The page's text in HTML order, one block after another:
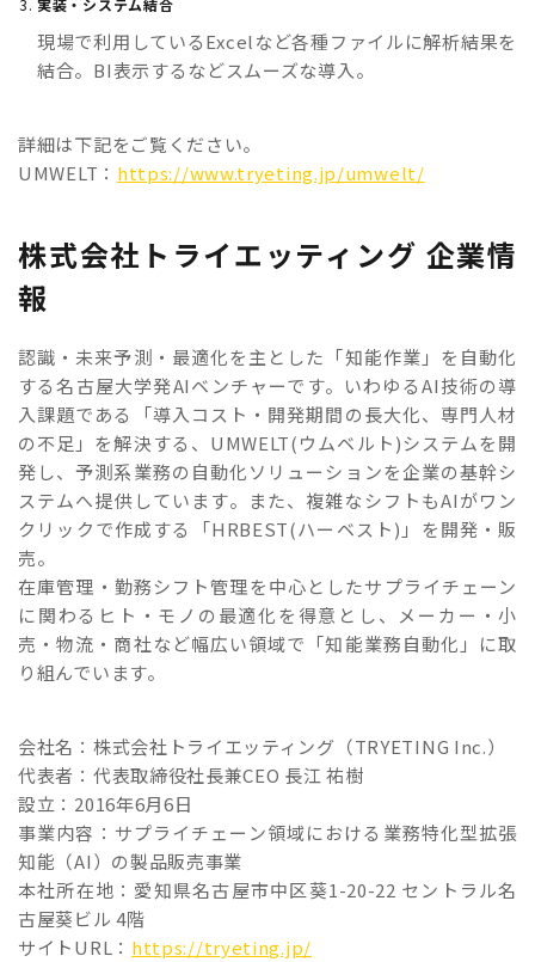
実装・システム結合
現場で利用しているExcelなど各種ファイルに解析結果を
結合。BI表示するなどスムーズな導入。
詳細は下記をご覧ください。
UMWELT： https://www.tryeting.jp/umwelt/
株式会社トライエッティング 企業情
報
認識・未来予測・最適化を主とした「知能作業」を自動化
する名古屋大学発AIベンチャーです。いわゆるAI技術の導
入課題である「導入コスト・開発期間の長大化、専門人材
の不足」を解決する、UMWELT(ウムベルト)システムを開
発し、予測系業務の自動化ソリューションを企業の基幹シ
ステムへ提供しています。また、複雑なシフトもAIがワン
クリックで作成する「HRBEST(ハーベスト)」を開発・販
売。
在庫管理・勤務シフト管理を中心としたサプライチェーン
に関わるヒト・モノの最適化を得意とし、メーカー・小
売・物流・商社など幅広い領域で「知能業務自動化」に取
り組んでいます。
会社名：株式会社トライエッティング（TRYETING Inc.）
代表者：代表取締役社長兼CEO 長江 祐樹
設立：2016年6月6日
事業内容：サプライチェーン領域における業務特化型拡張
知能（AI）の製品販売事業
本社所在地：愛知県名古屋市中区葵1-20-22 セントラル名
古屋葵ビル 4階
サイトURL： https://tryeting.jp/